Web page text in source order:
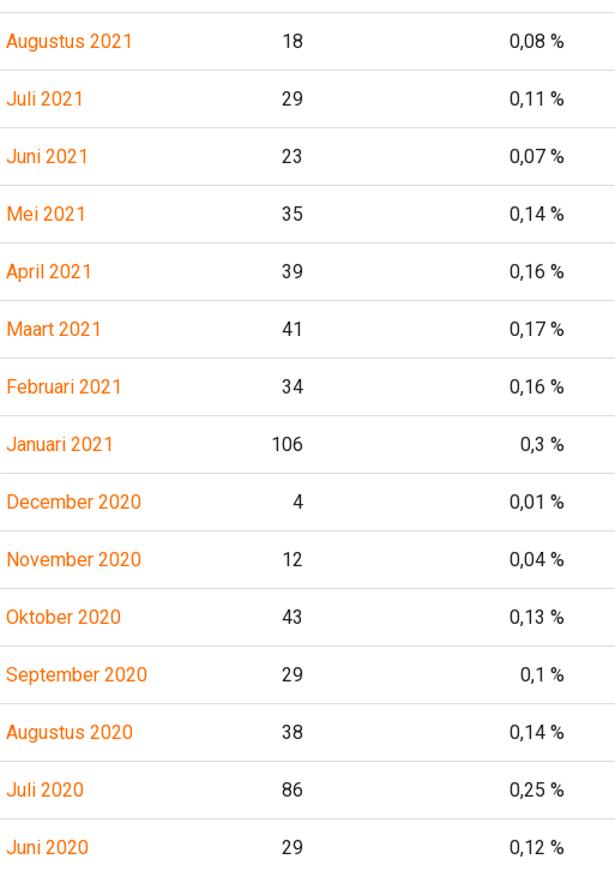
Augustus 2021 18 0,08 %
Juli 2021 29 0,11 %
Juni 2021 23 0,07 %
Mei 2021 35 0,14 %
April 2021 39 0,16 %
Maart 2021 41 0,17 %
Februari 2021 34 0,16 %
Januari 2021 106 0,3 %
December 2020 4 0,01 %
November 2020 12 0,04 %
Oktober 2020 43 0,13 %
September 2020 29 0,1 %
Augustus 2020 38 0,14 %
Juli 2020 86 0,25 %
Juni 2020 29 0,12 %